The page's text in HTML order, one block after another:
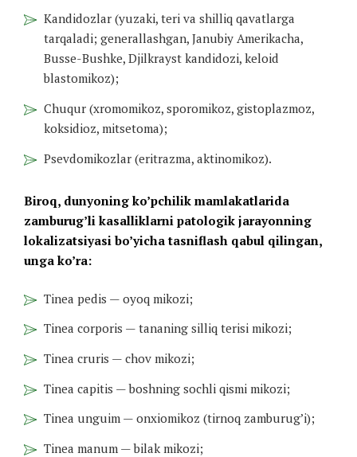
Kandidozlar (yuzaki, teri va shilliq qavatlarga
tarqaladi; generallashgan, Janubiy Amerikacha,
Busse-Bushke, Djilkrayst kandidozi, keloid
blastomikoz);
Chuqur (xromomikoz, sporomikoz, gistoplazmoz,
koksidioz, mitsetoma);
Psevdomikozlar (eritrazma, aktinomikoz).
Biroq, dunyoning ko’pchilik mamlakatlarida
zamburug’li kasalliklarni patologik jarayonning
lokalizatsiyasi bo’yicha tasniflash qabul qilingan,
unga ko’ra:
Tinea pedis — oyoq mikozi;
Tinea corporis — tananing silliq terisi mikozi;
Tinea cruris — chov mikozi;
Tinea capitis — boshning sochli qismi mikozi;
Tinea unguim — onxiomikoz (tirnoq zamburug’i);
Tinea manum — bilak mikozi;